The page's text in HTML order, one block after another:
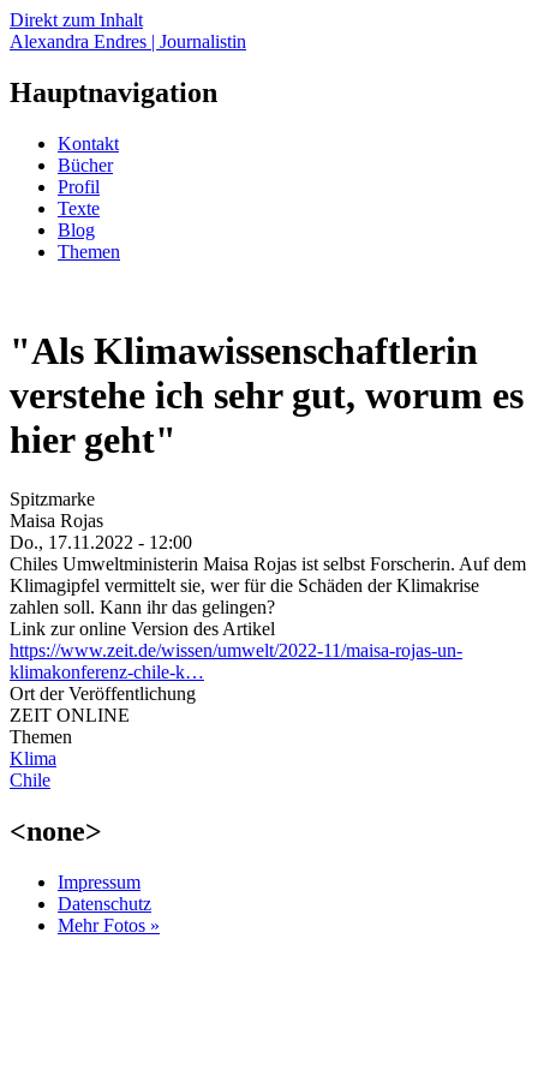
Direkt zum Inhalt
Alexandra Endres | Journalistin
Hauptnavigation
Kontakt
Bücher
Profil
Texte
Blog
Themen
"Als Klimawissenschaftlerin
verstehe ich sehr gut, worum es
hier geht"
Spitzmarke
Maisa Rojas
Do., 17.11.2022 - 12:00
Chiles Umweltministerin Maisa Rojas ist selbst Forscherin. Auf dem
Klimagipfel vermittelt sie, wer für die Schäden der Klimakrise
zahlen soll. Kann ihr das gelingen?
Link zur online Version des Artikel
https://www.zeit.de/wissen/umwelt/2022-11/maisa-rojas-un-
klimakonferenz-chile-k…
Ort der Veröffentlichung
ZEIT ONLINE
Themen
Klima
Chile
<none>
Impressum
Datenschutz
Mehr Fotos »